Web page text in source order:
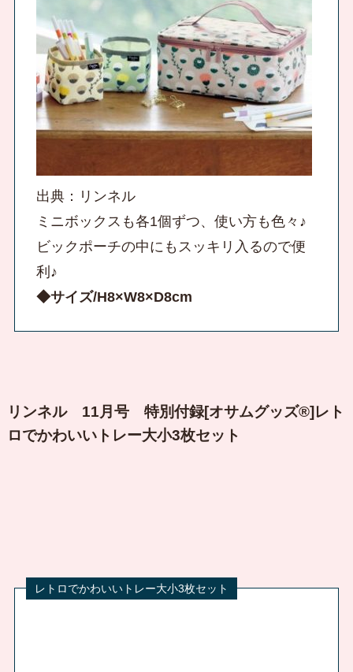
出典：リンネル
ミニボックスも各1個ずつ、使い方も色々♪
ビックポーチの中にもスッキリ入るので便
利♪
◆サイズ/H8×W8×D8cm
リンネル 11月号 特別付録[オサムグッズ®]レト
ロでかわいいトレー大小3枚セット